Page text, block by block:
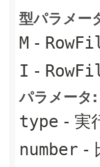
型パラメー
M -
I -
パラメータ:
type - 実
number -